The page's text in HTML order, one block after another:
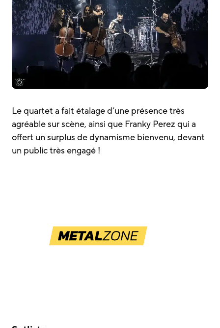
Le quartet a fait étalage d’une présence très
agréable sur scène, ainsi que Franky Perez qui a
offert un surplus de dynamisme bienvenu, devant
un public très engagé !